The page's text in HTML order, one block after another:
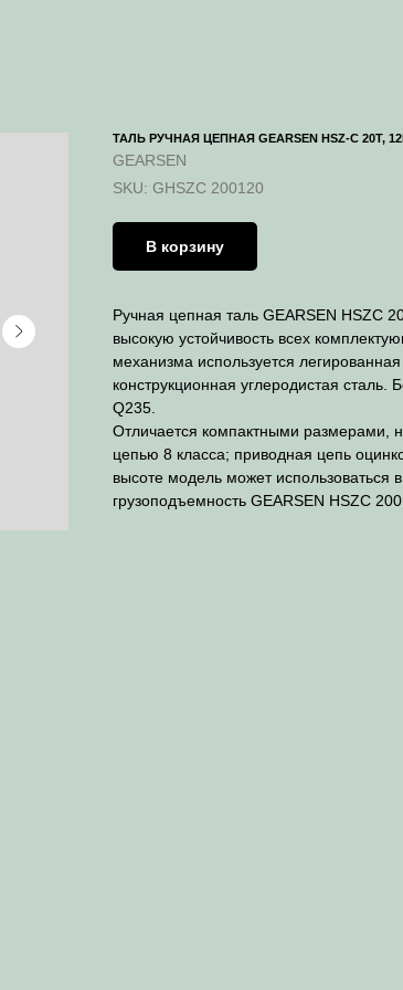
ТАЛЬ РУЧНАЯ ЦЕПНАЯ GEARSEN HSZ-C 20Т,
GEARSEN
SKU: GHSZC 200120
В корзину
Ручная цепная таль GEARSEN HSZC
высокую устойчивость всех
механизма используется
конструкционная углеродистая
Q235.
Отличается компактными размерами,
цепью 8 класса; приводная цепь
высоте модель может
грузоподъемность GEARSEN HSZC